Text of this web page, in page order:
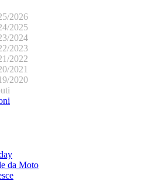
2026
2025
2024
2023
2022
2021
2020
da Moto